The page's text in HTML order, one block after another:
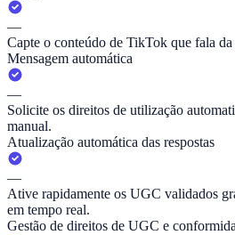
—
Capte o conteúdo de TikTok que fala da
Mensagem automática
—
Solicite os direitos de utilização
manual.
Atualização automática das respostas
—
Ative rapidamente os UGC validados
em tempo real.
Gestão de direitos de UGC e